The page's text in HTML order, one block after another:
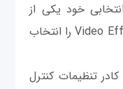
خود یکی از
گزينه‌های Audio Effects یا Video Effects را انتخاب
سپس از طریق تب Essential کادر تنظیمات کنترل